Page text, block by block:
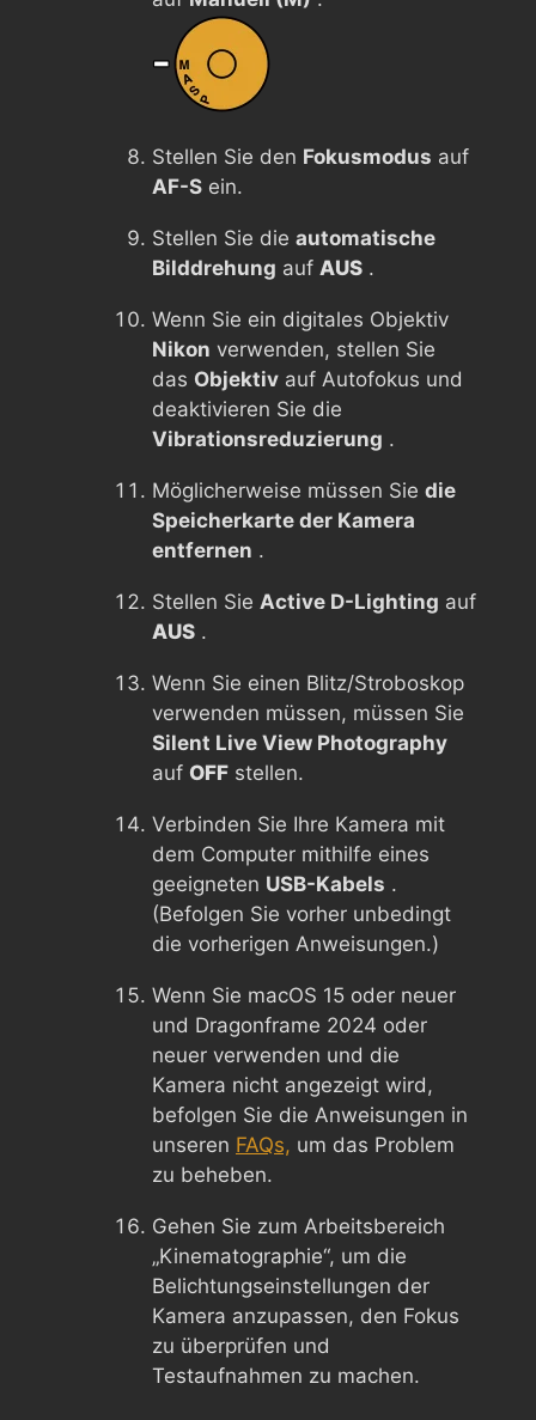
Stellen Sie den Fokusmodus auf
AF-S ein.
Stellen Sie die automatische
Bilddrehung auf AUS .
Wenn Sie ein digitales Objektiv
Nikon verwenden, stellen Sie
das Objektiv auf Autofokus und
deaktivieren Sie die
Vibrationsreduzierung .
Möglicherweise müssen Sie die
Speicherkarte der Kamera
entfernen .
Stellen Sie Active D-Lighting auf
AUS .
Wenn Sie einen Blitz/Stroboskop
verwenden müssen, müssen Sie
Silent Live View Photography
auf OFF stellen.
Verbinden Sie Ihre Kamera mit
dem Computer mithilfe eines
geeigneten USB-Kabels .
(Befolgen Sie vorher unbedingt
die vorherigen Anweisungen.)
Wenn Sie macOS 15 oder neuer
und Dragonframe 2024 oder
neuer verwenden und die
Kamera nicht angezeigt wird,
befolgen Sie die Anweisungen in
unseren FAQs, um das Problem
zu beheben.
Gehen Sie zum Arbeitsbereich
„Kinematographie“, um die
Belichtungseinstellungen der
Kamera anzupassen, den Fokus
zu überprüfen und
Testaufnahmen zu machen.